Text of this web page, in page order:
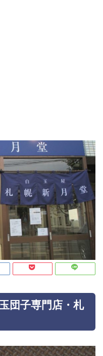
団子専門店・札